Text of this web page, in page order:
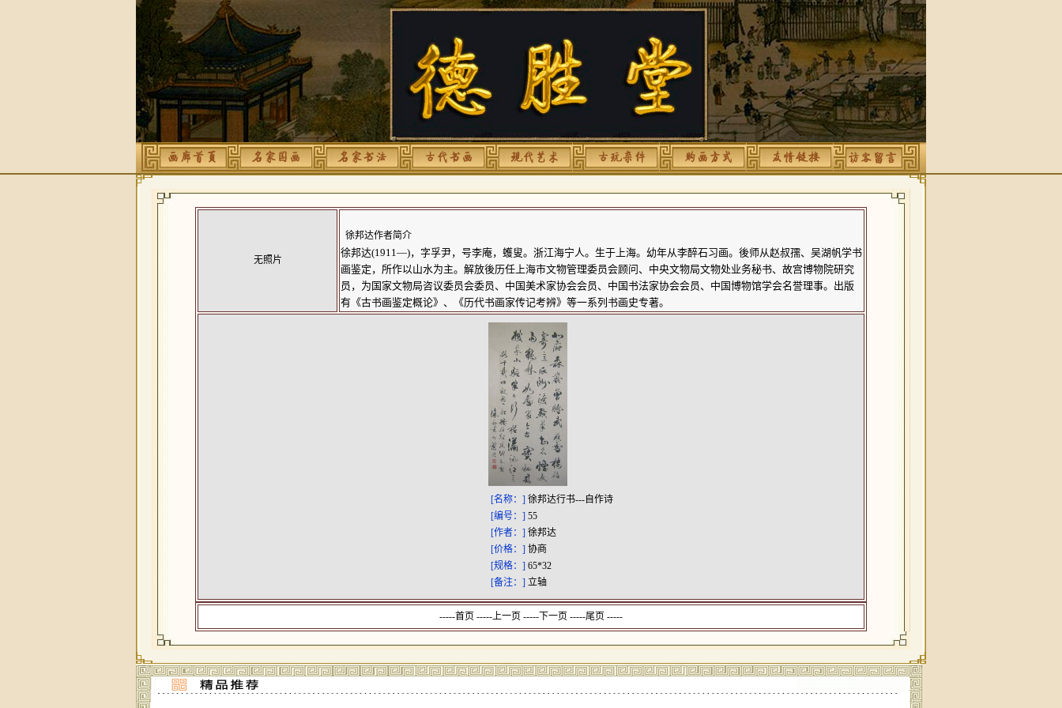
无照片
徐邦达作者简介
徐邦达(1911—)，字孚尹，号李庵，蠖叟。浙江海宁人。生于上海。幼年从李醉石习画。後师从赵叔孺、吴湖帆学书
画鉴定，所作以山水为主。解放後历任上海市文物管理委员会顾问、中央文物局文物处业务秘书、故宫博物院研究
员，为国家文物局咨议委员会委员、中国美术家协会会员、中国书法家协会会员、中国博物馆学会名誉理事。出版
有《古书画鉴定概论》、《历代书画家传记考辨》等一系列书画史专著。
[名称：] 徐邦达行书---自作诗
[编号：] 55
[作者：] 徐邦达
[价格：] 协商
[规格：] 65*32
[备注：] 立轴
-----首页 -----上一页 -----下一页 -----尾页 -----